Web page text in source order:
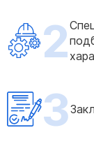
2
3